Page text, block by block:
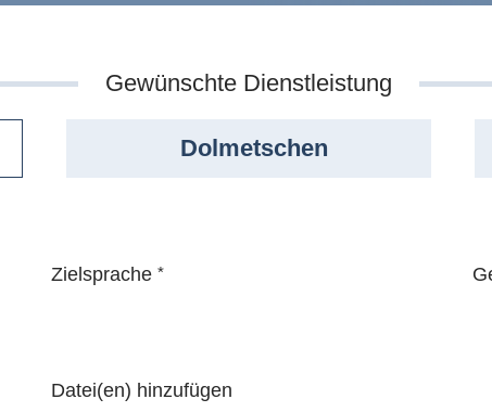
Gewünschte Dienstleistung
Dolmetschen
Zielsprache *
Datei(en) hinzufügen